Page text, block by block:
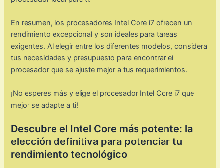
En resumen, los procesadores Intel Core i7 ofrecen un
rendimiento excepcional y son ideales para tareas
exigentes. Al elegir entre los diferentes modelos, considera
tus necesidades y presupuesto para encontrar el
procesador que se ajuste mejor a tus requerimientos.
¡No esperes más y elige el procesador Intel Core i7 que
mejor se adapte a ti!
Descubre el Intel Core más potente: la
elección definitiva para potenciar tu
rendimiento tecnológico